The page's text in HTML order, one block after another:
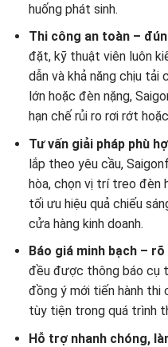
huống phát sinh.
Thi công an toàn –
đặt, kỹ thuật viên luôn
dẫn và khả năng chịu tải
lớn hoặc đèn nặng,
hạn chế rủi ro rơi rớt
Tư vấn giải pháp phù
lắp theo yêu cầu,
hòa, chọn vị trí treo đèn
tối ưu hiệu quả chiếu
cửa hàng kinh doanh.
Báo giá minh bạch –
đều được thông báo cụ
đồng ý mới tiến hành thi
tùy tiện trong quá trình
Hỗ trợ nhanh chóng,